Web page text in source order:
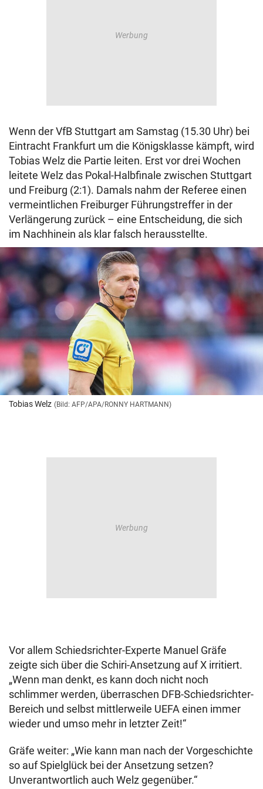
Wenn der VfB Stuttgart am Samstag (15.30 Uhr) bei
Eintracht Frankfurt um die Königsklasse kämpft, wird
Tobias Welz die Partie leiten. Erst vor drei Wochen
leitete Welz das Pokal-Halbfinale zwischen Stuttgart
und Freiburg (2:1). Damals nahm der Referee einen
vermeintlichen Freiburger Führungstreffer in der
Verlängerung zurück – eine Entscheidung, die sich
im Nachhinein als klar falsch herausstellte.
Tobias Welz (Bild: AFP/APA/RONNY HARTMANN)
Vor allem Schiedsrichter-Experte Manuel Gräfe
zeigte sich über die Schiri-Ansetzung auf X irritiert.
„Wenn man denkt, es kann doch nicht noch
schlimmer werden, überraschen DFB-Schiedsrichter-
Bereich und selbst mittlerweile UEFA einen immer
wieder und umso mehr in letzter Zeit!“
Gräfe weiter: „Wie kann man nach der Vorgeschichte
so auf Spielglück bei der Ansetzung setzen?
Unverantwortlich auch Welz gegenüber.“